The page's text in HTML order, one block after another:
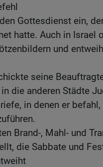
Gottesdienst ein,
hatte. Auch in Israel
und
seine
die anderen Städte
in denen er befahl,
Brand-, Mahl- und
die Sabbate und